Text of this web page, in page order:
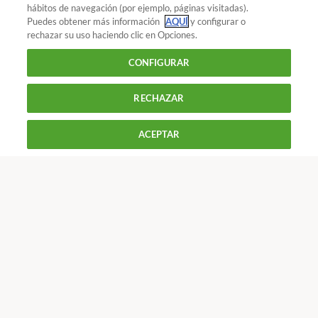
¿Quieres recibir nuestra Newsletter? Crea una cuenta
Dinero : Seguros de coche
Seguros de coche:
pregunta por el bonus-malus
De L a J de 9 a 18 h y V de 9 a 14 h
hábitos de navegación (por ejemplo, páginas visitadas).
Puedes obtener más información AQUÍy configurar o
rechazar su uso haciendo clic en Opciones.
CONFIGURAR
RECHAZAR
ACEPTAR